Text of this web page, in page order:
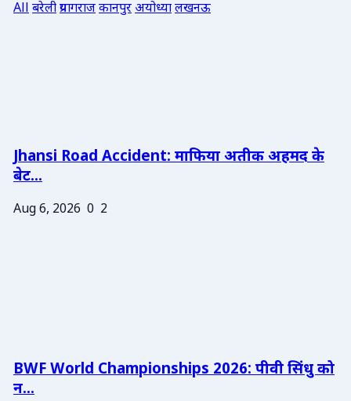
Allबरेलीप्रयागराजकानपुरअयोध्यालखनऊ
Jhansi Road Accident: माफिया अतीक अहमद के
बेट...
Aug 6, 2026 0 2
BWF World Championships 2026: पीवी सिंधु को
न...